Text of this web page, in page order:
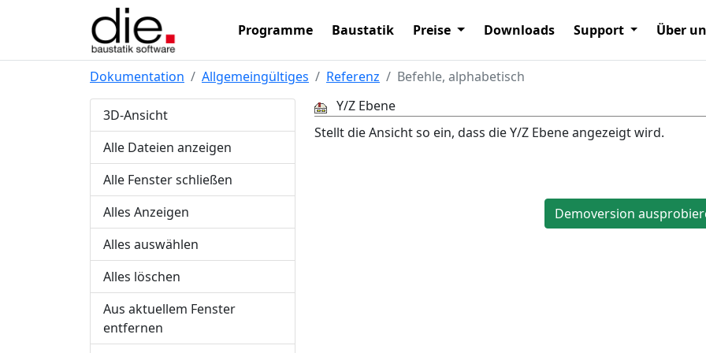
Programme Baustatik Preise Downloads Support Über
Dokumentation Allgemeingültiges Referenz Befehle, alphabetisch
3D-Ansicht
Alle Dateien anzeigen
Alle Fenster schließen
Alles Anzeigen
Alles auswählen
Alles löschen
Aus aktuellem Fenster
entfernen
Y/Z Ebene
Stellt die Ansicht so ein, dass die Y/Z Ebene angezeigt wird.
Demoversion